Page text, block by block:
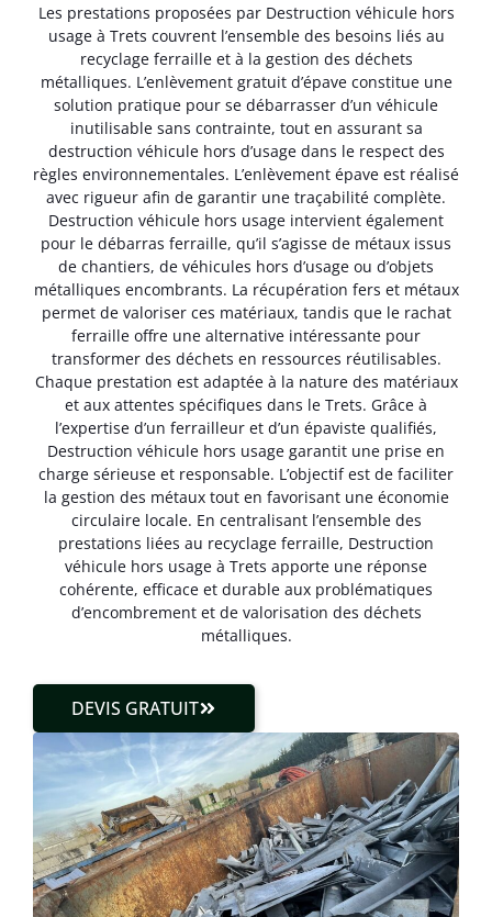
Les prestations proposées par Destruction véhicule hors
usage à Trets couvrent l’ensemble des besoins liés au
recyclage ferraille et à la gestion des déchets
métalliques. L’enlèvement gratuit d’épave constitue une
solution pratique pour se débarrasser d’un véhicule
inutilisable sans contrainte, tout en assurant sa
destruction véhicule hors d’usage dans le respect des
règles environnementales. L’enlèvement épave est réalisé
avec rigueur afin de garantir une traçabilité complète.
Destruction véhicule hors usage intervient également
pour le débarras ferraille, qu’il s’agisse de métaux issus
de chantiers, de véhicules hors d’usage ou d’objets
métalliques encombrants. La récupération fers et métaux
permet de valoriser ces matériaux, tandis que le rachat
ferraille offre une alternative intéressante pour
transformer des déchets en ressources réutilisables.
Chaque prestation est adaptée à la nature des matériaux
et aux attentes spécifiques dans le Trets. Grâce à
l’expertise d’un ferrailleur et d’un épaviste qualifiés,
Destruction véhicule hors usage garantit une prise en
charge sérieuse et responsable. L’objectif est de faciliter
la gestion des métaux tout en favorisant une économie
circulaire locale. En centralisant l’ensemble des
prestations liées au recyclage ferraille, Destruction
véhicule hors usage à Trets apporte une réponse
cohérente, efficace et durable aux problématiques
d’encombrement et de valorisation des déchets
métalliques.
DEVIS GRATUIT